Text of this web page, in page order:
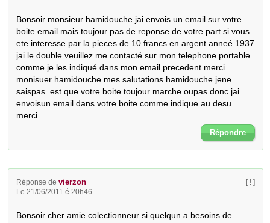
Bonsoir monsieur hamidouche jai envois un email sur votre
boite email mais toujour pas de reponse de votre part si vous
ete interesse par la pieces de 10 francs en argent anneé 1937
jai le double veuillez me contacté sur mon telephone portable
comme je les indiqué dans mon email precedent merci
monisuer hamidouche mes salutations hamidouche jene
saispas  est que votre boite toujour marche oupas donc jai
envoisun email dans votre boite comme indique au desu
merci
Répondre
Réponse devierzon
Le 21/06/2011 é 20h46
[ ! ]
Bonsoir cher amie colectionneur si quelqun a besoins de